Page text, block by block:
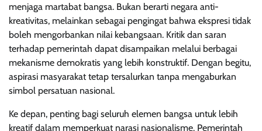
menjaga martabat bangsa. Bukan berarti negara anti-
kreativitas, melainkan sebagai pengingat bahwa ekspresi tidak
boleh mengorbankan nilai kebangsaan. Kritik dan saran
terhadap pemerintah dapat disampaikan melalui berbagai
mekanisme demokratis yang lebih konstruktif. Dengan begitu,
aspirasi masyarakat tetap tersalurkan tanpa mengaburkan
simbol persatuan nasional.
Ke depan, penting bagi seluruh elemen bangsa untuk lebih
kreatif dalam memperkuat narasi nasionalisme. Pemerintah